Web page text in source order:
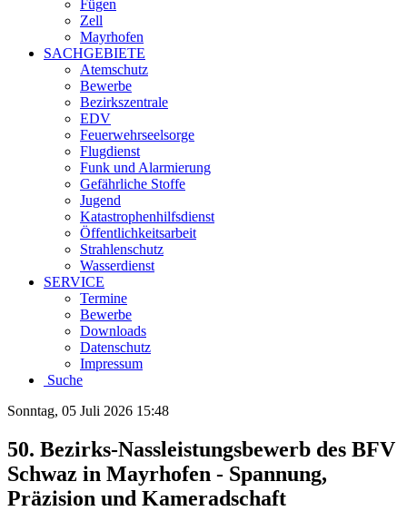
Fügen
Zell
Mayrhofen
SACHGEBIETE
Atemschutz
Bewerbe
Bezirkszentrale
EDV
Feuerwehrseelsorge
Flugdienst
Funk und Alarmierung
Gefährliche Stoffe
Jugend
Katastrophenhilfsdienst
Öffentlichkeitsarbeit
Strahlenschutz
Wasserdienst
SERVICE
Termine
Bewerbe
Downloads
Datenschutz
Impressum
Suche
Sonntag, 05 Juli 2026 15:48
50. Bezirks-Nassleistungsbewerb des BFV
Schwaz in Mayrhofen - Spannung,
Präzision und Kameradschaft